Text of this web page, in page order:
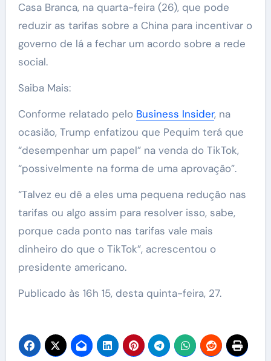
Casa Branca, na quarta-feira (26), que pode
reduzir as tarifas sobre a China para incentivar o
governo de lá a fechar um acordo sobre a rede
social.
Saiba Mais:
Conforme relatado pelo Business Insider, na
ocasião, Trump enfatizou que Pequim terá que
“desempenhar um papel” na venda do TikTok,
“possivelmente na forma de uma aprovação”.
“Talvez eu dê a eles uma pequena redução nas
tarifas ou algo assim para resolver isso, sabe,
porque cada ponto nas tarifas vale mais
dinheiro do que o TikTok”, acrescentou o
presidente americano.
Publicado às 16h 15, desta quinta-feira, 27.